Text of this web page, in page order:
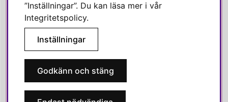
Vi värdesätter våra kunder högt och finns här för att hjälpa dig
om du har några frågor eller vill ha inspiration.
010-35 00 610
E-post: e-handel@svenskahem.se
Våra butiker
”Inställningar”. Du kan läsa mer i vår
Integritetspolicy.
Inställningar
Godkänn och stäng